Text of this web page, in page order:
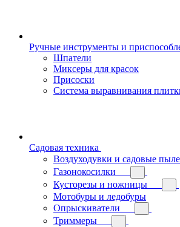
Ручные инструменты и
Шпатели
Миксеры для красок
Присоски
Система выравнивания
Садовая техника
Воздуходувки и садовые
Газонокосилки
Кусторезы и ножницы
Мотобуры и ледобуры
Опрыскиватели
Триммеры